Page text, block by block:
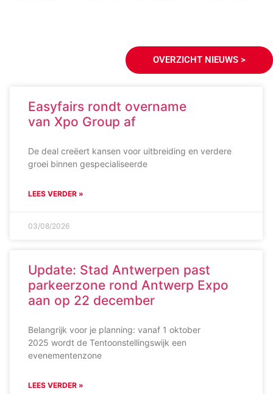
OVERZICHT NIEUWS >
Easyfairs rondt overname
van Xpo Group af
De deal creëert kansen voor uitbreiding en verdere
groei binnen gespecialiseerde
LEES VERDER »
03/08/2026
Update: Stad Antwerpen past
parkeerzone rond Antwerp Expo
aan op 22 december
Belangrijk voor je planning: vanaf 1 oktober
2025 wordt de Tentoonstellingswijk een
evenementenzone
LEES VERDER »